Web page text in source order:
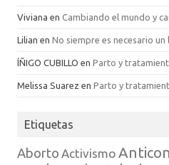
Viviana en Cambiando el mundo y
Lilian en No siempre es necesario un
ÍÑIGO CUBILLO en Parto y
Melissa Suarez en Parto y
Etiquetas
Aborto Activismo